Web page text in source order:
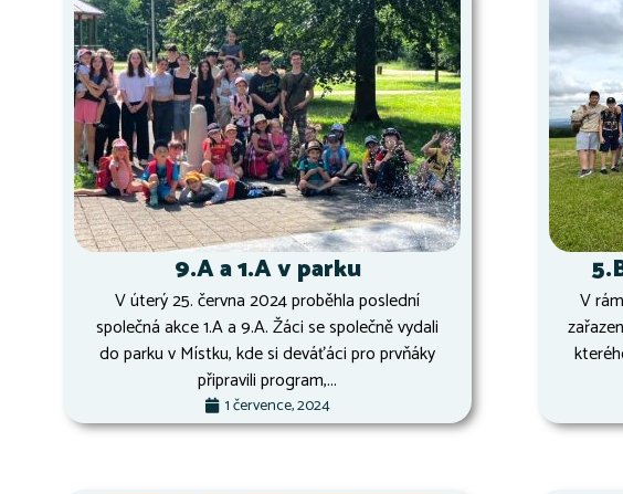
9.A a 1.A v parku
V úterý 25. června 2024 proběhla poslední
společná akce 1.A a 9.A. Žáci se společně vydali
do parku v Místku, kde si deváťáci pro prvňáky
připravili program,...
1 července, 2024
V